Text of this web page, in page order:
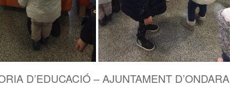
D’EDUCACIÓ – AJUNTAMENT D’ONDARA